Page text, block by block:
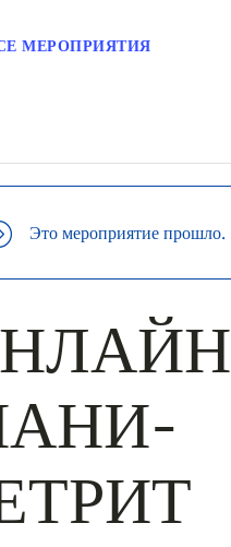
МЕРОПРИЯТИЯ
Это мероприятие прошло.